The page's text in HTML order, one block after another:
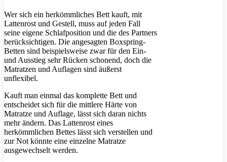
Wer sich ein herkömmliches Bett kauft, mit
Lattenrost und Gestell, muss auf jeden Fall
seine eigene Schlafposition und die des Partners
berücksichtigen. Die angesagten Boxspring-
Betten sind beispielsweise zwar für den Ein-
und Ausstieg sehr Rücken schonend, doch die
Matratzen und Auflagen sind äußerst
unflexibel.
Kauft man einmal das komplette Bett und
entscheidet sich für die mittlere Härte von
Matratze und Auflage, lässt sich daran nichts
mehr ändern. Das Lattenrost eines
herkömmlichen Bettes lässt sich verstellen und
zur Not könnte eine einzelne Matratze
ausgewechselt werden.